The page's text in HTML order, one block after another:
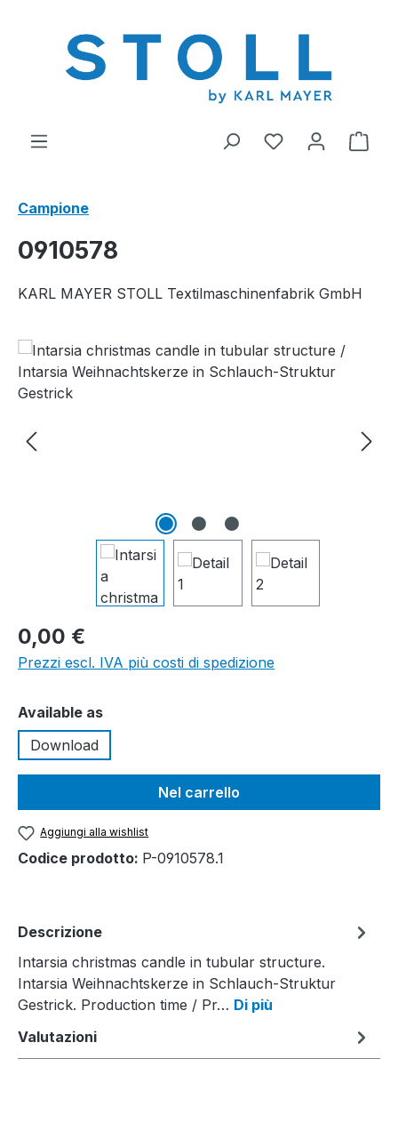
Hai 0 articoliIl
Campione
0910578
KARL MAYER STOLL Textilmaschinenfabrik GmbH
Salta la galleria di immagini
0,00 €
Prezzi escl. IVA più costi di spedizione
Seleziona
Available as
Download
Nel carrello
Aggiungi alla wishlist
Codice prodotto: P-0910578.1
Descrizione
Intarsia christmas candle in tubular structure.
Intarsia Weihnachtskerze in Schlauch-Struktur
Gestrick. Production time / Pr… Di più
Valutazioni